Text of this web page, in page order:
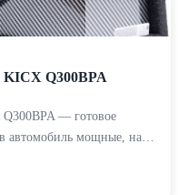
KICX Q300BPA
— готовое
автомобиль мощные, на…